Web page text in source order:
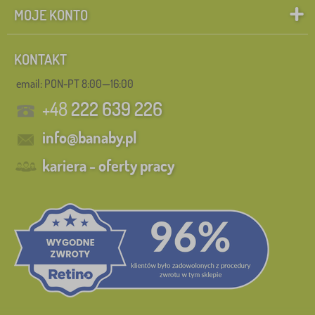
MOJE KONTO
KONTAKT
email: PON-PT 8:00—16:00
+48222 639 226
info@banaby.pl
kariera - oferty pracy